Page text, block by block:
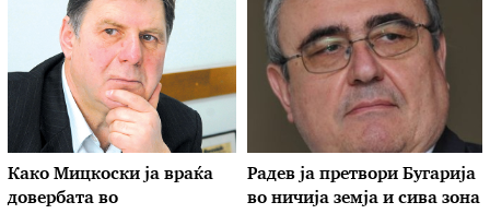
Како Мицкоски ја враќа
довербата во
Радев ја претвори Бугарија
во ничија земја и сива зона